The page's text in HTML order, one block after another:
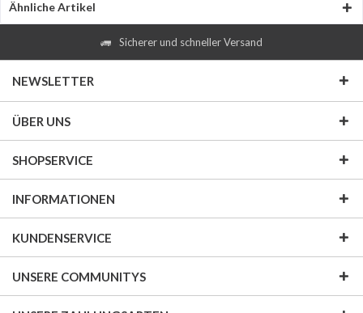
Ähnliche Artikel
Sicherer und schneller Versand
NEWSLETTER
ÜBER UNS
SHOPSERVICE
INFORMATIONEN
KUNDENSERVICE
UNSERE COMMUNITYS